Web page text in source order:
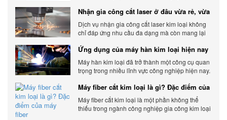
động bên ngoài.
Nhận gia công cắt laser ở đâu vừa rẻ, vừa
chất lượng
Dịch vụ nhận gia công cắt laser kim loại không
chỉ đáp ứng nhu cầu đa dạng mà còn mang lại
Ứng dụng của máy hàn kim loại hiện nay
Máy hàn kim loại đã trở thành một công cụ quan
trọng trong nhiều lĩnh vực công nghiệp hiện nay.
Máy fiber cắt kim loại là gì? Đặc điểm của
máy fiber
Máy fiber cắt kim loại là một phần không thể
thiếu trong ngành công nghiệp gia công kim loại